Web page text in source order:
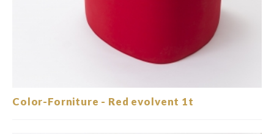
Color-Forniture - Red evolvent 1t